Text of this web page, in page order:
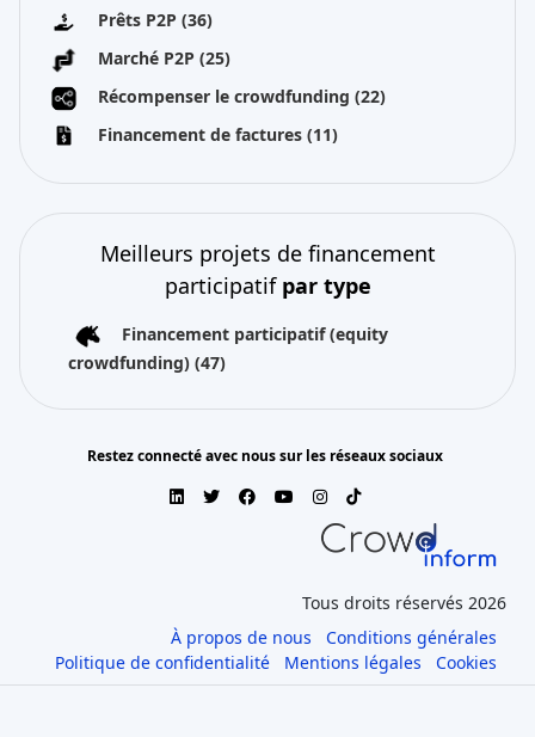
Prêts P2P (36)
Marché P2P (25)
Récompenser le crowdfunding (22)
Financement de factures (11)
Meilleurs projets de financement
participatif par type
Financement participatif (equity
crowdfunding) (47)
Restez connecté avec nous sur les réseaux sociaux
Tous droits réservés 2026
À propos de nous
Conditions générales
Politique de confidentialité
Mentions légales Cookies